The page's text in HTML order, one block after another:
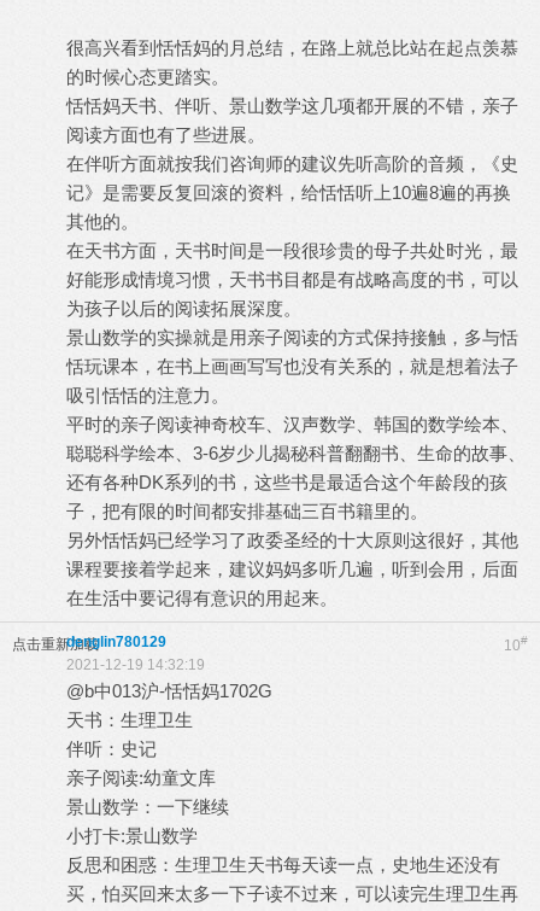
很高兴看到恬恬妈的月总结，在路上就总比站在起点羡慕
的时候心态更踏实。
恬恬妈天书、伴听、景山数学这几项都开展的不错，亲子
阅读方面也有了些进展。
在伴听方面就按我们咨询师的建议先听高阶的音频，《史
记》是需要反复回滚的资料，给恬恬听上10遍8遍的再换
其他的。
在天书方面，天书时间是一段很珍贵的母子共处时光，最
好能形成情境习惯，天书书目都是有战略高度的书，可以
为孩子以后的阅读拓展深度。
景山数学的实操就是用亲子阅读的方式保持接触，多与恬
恬玩课本，在书上画画写写也没有关系的，就是想着法子
吸引恬恬的注意力。
平时的亲子阅读神奇校车、汉声数学、韩国的数学绘本、
聪聪科学绘本、3-6岁少儿揭秘科普翻翻书、生命的故事、
还有各种DK系列的书，这些书是最适合这个年龄段的孩
子，把有限的时间都安排基础三百书籍里的。
另外恬恬妈已经学习了政委圣经的十大原则这很好，其他
课程要接着学起来，建议妈妈多听几遍，听到会用，后面
在生活中要记得有意识的用起来。
点击重新加载 10#
denglin780129
2021-12-19 14:32:19
@b中013沪-恬恬妈1702G
天书：生理卫生
伴听：史记
亲子阅读:幼童文库
景山数学：一下继续
小打卡:景山数学
反思和困惑：生理卫生天书每天读一点，史地生还没有
买，怕买回来太多一下子读不过来，可以读完生理卫生再